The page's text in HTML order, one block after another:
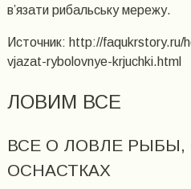
в’язати рибальську мережу.
Источник: http://faqukrstory.ru/
vjazat-rybolovnye-krjuchki.html
ЛОВИМ ВСЕ
ВСЕ О ЛОВЛЕ РЫБЫ,
ОСНАСТКАХ